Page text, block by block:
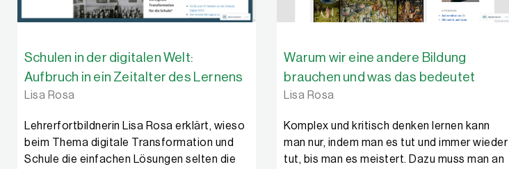
Schulen in der digitalen Welt:
Aufbruch in ein Zeitalter des Lernens
Lisa Rosa
Lehrerfortbildnerin Lisa Rosa erklärt, wieso
beim Thema digitale Transformation und
Schule die einfachen Lösungen selten die
Warum wir eine andere Bildung
brauchen und was das bedeutet
Lisa Rosa
Komplex und kritisch denken lernen kann
man nur, indem man es tut und immer wieder
tut, bis man es meistert. Dazu muss man an